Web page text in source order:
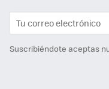
Suscribiéndote aceptas